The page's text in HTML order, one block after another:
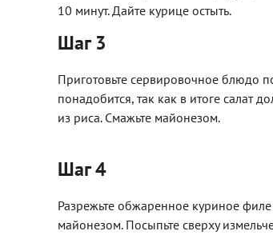
10 минут. Дайте курице остыть.
Шаг 3
Приготовьте сервировочное блюдо
понадобится, так как в итоге салат
из риса. Смажьте майонезом.
Шаг 4
Разрежьте обжаренное куриное
майонезом. Посыпьте сверху